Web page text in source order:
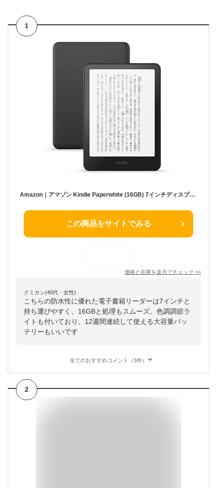
1
Amazon｜アマゾン Kindle Paperwhite (16GB) 7インチディスプレイ、色調調節ライト、12週間持続バッテリー、広告なし ブラック B0CFPL6CFY [7インチ /防水]
この商品をサイトでみる
価格と在庫を楽天でチェック >>
クミカン(40代・女性)
こちらの防水性に優れた電子書籍リーダーは7インチと
持ち運びやすく、16GBと処理もスムーズ。色調調節ラ
イトも付いており、12週間連続して使える大容量バッ
テリーもいいです
全てのおすすめコメント（3件）
2